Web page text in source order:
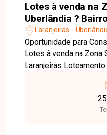
Lotes à venda na
Uberlândia ?
Laranjeiras -
Oportunidade para
Lotes à venda na Zona Sul
Laranjeiras Loteamento Jardim Boa Vista 4 lotes
Quadra 6 ? Rua 2, Lotes 51 ao
localização e grande